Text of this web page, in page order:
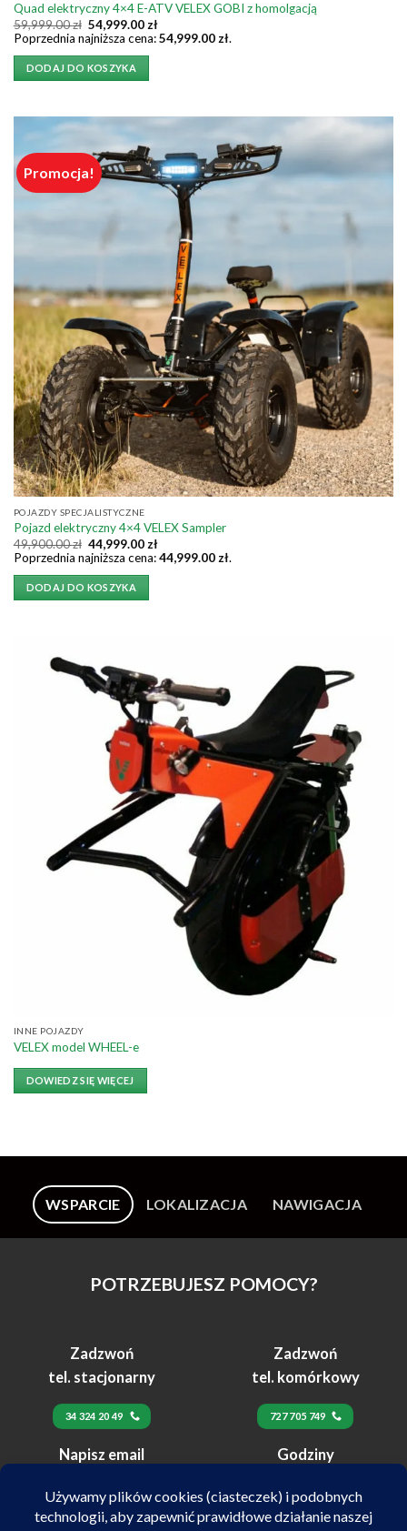
Quad elektryczny 4×4 E-ATV VELEX GOBI z homolgacją
59,999.00zł Pierwotna
cena
wynosiła:
59,999.00 zł.
54,999.00złAktualna
cena
wynosi:
Poprzednia najniższa cena:54,999.00 zł.
DODAJ DO KOSZYKA
Promocja!
POJAZDY SPECJALISTYCZNE
Pojazd elektryczny 4×4 VELEX Sampler
49,900.00zł Pierwotna
cena
wynosiła:
49,900.00 zł.
44,999.00złAktualna
cena
wynosi:
Poprzednia najniższa cena:44,999.00 zł.
DODAJ DO KOSZYKA
INNE POJAZDY
VELEX model WHEEL-e
DOWIEDZ SIĘ WIĘCEJ
WSPARCIE LOKALIZACJA NAWIGACJA
POTRZEBUJESZ POMOCY?
Zadzwoń
tel. stacjonarny
34 324 20 49
Zadzwoń
tel. komórkowy
727 705 749
Napisz email
biuro@velex.pl
Godziny
pn-pt 10:00-17:00